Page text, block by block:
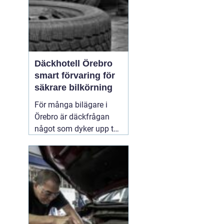
Däckhotell Örebro
smart förvaring för
säkrare bilkörning
För många bilägare i
Örebro är däckfrågan
något som dyker upp två
känns som ett
nödvändigt ont. Tunga
lyft, smutsiga hjul och
jakt på förvaringsplats i
förråd eller garage gör
att däckbytet gärna